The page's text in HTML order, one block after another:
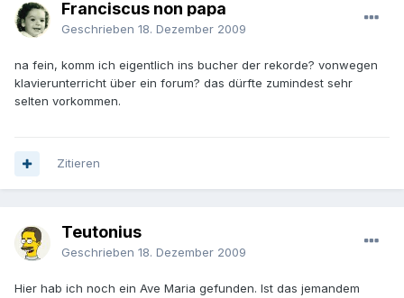
Franciscus non papa
Geschrieben 18. Dezember 2009
na fein, komm ich eigentlich ins bucher der rekorde? vonwegen
klavierunterricht über ein forum? das dürfte zumindest sehr
selten vorkommen.
Zitieren
Teutonius
Geschrieben 18. Dezember 2009
Hier hab ich noch ein Ave Maria gefunden. Ist das jemandem